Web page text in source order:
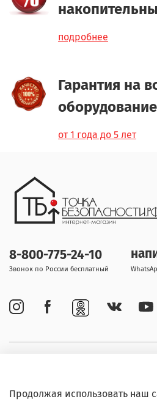
подробнее
Гарантия на
оборудование
от 1 года до 5 лет
Информация
8-800-775-24-10
Звонок по России бесплатный
Продолжая использовать наш